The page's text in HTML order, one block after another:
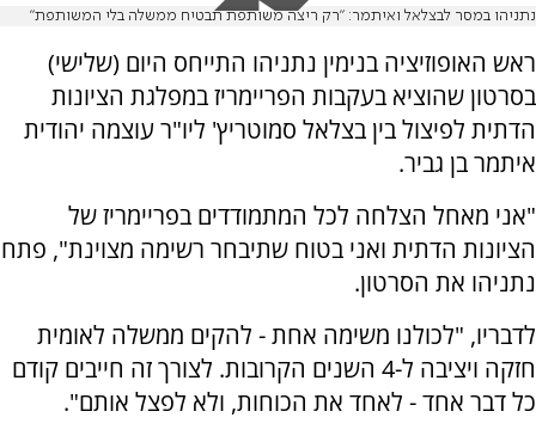
נתניהו במסר לבצלאל ואיתמר: "רק ריצה משותפת תבטיח ממשלה בלי המשותפת"
ראש האופוזיציה בנימין נתניהו התייחס היום (שלישי)
בסרטון שהוציא בעקבות הפריימריז במפלגת הציונות
הדתית לפיצול בין בצלאל סמוטריץ' ליו"ר עוצמה יהודית
איתמר בן גביר.
"אני מאחל הצלחה לכל המתמודדים בפריימריז של
הציונות הדתית ואני בטוח שתיבחר רשימה מצוינת", פתח
נתניהו את הסרטון.
לדבריו, "לכולנו משימה אחת - להקים ממשלה לאומית
חזקה ויציבה ל-4 השנים הקרובות. לצורך זה חייבים קודם
כל דבר אחד - לאחד את הכוחות, ולא לפצל אותם".